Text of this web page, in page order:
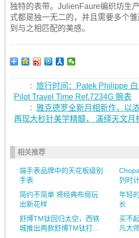
独特的表带。JulienFaure编织坊生
式都是独一无二的，并且需要多个
到与之相匹配的美感。
: 旅行时间：Patek Philippe
Pilot Travel Time Ref.7234G 腕表
:
雅克德罗全新月相新作，以
再现大秒针美学精髓， 演绎天文月
相关推荐
端手表品牌中的天花板级别
手表
列时
简约不简单 将经典布局玩
出新花样
年轻
长
舒博TM钛回归太空，西铁
城推出两款舒博TM钛打...
买不
凡大